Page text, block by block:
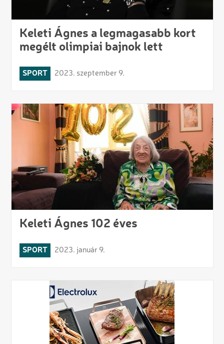
Keleti Ágnes a legmagasabb kort
megélt olimpiai bajnok lett
SPORT 2023. szeptember 9.
Keleti Ágnes 102 éves
SPORT 2023. január 9.